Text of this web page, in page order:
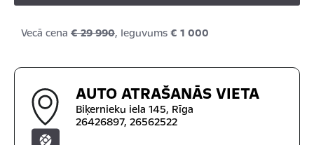
Vecā cena € 29 990, Ieguvums € 1 000
AUTO ATRAŠANĀS VIETA
Biķernieku iela 145, Rīga
26426897, 26562522